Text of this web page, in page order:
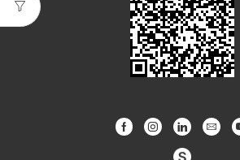
FacebookInstagramLinkedinEmail